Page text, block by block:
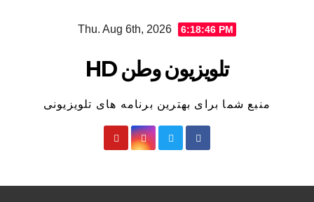
Thu. Aug 6th, 2026 6:18:47 PM
تلویزیون وطن HD
منبع شما برای بهترین برنامه های تلویزیونی